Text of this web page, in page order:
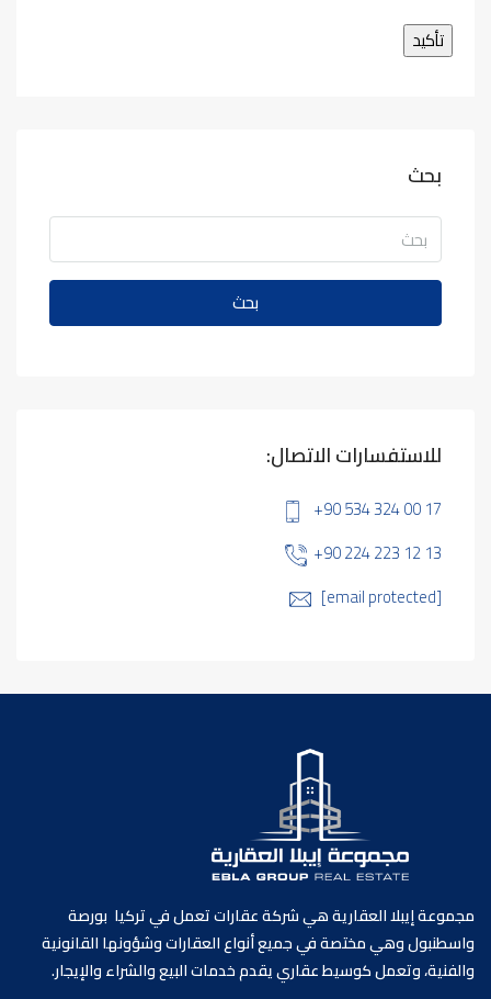
بحث
بحث
للاستفسارات الاتصال:
+90 534 324 00 17
+90 224 223 12 13
[email protected]
مجموعة إيبلا العقارية هي شركة عقارات تعمل في تركيا بورصة
واسطنبول وهي مختصة في جميع أنواع العقارات وشؤونها القانونية
والفنية، وتعمل كوسيط عقاري يقدم خدمات البيع والشراء والإيجار.